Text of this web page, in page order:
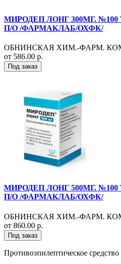
МИРОДЕП ЛОНГ 300МГ.
П/О /ФАРМАКЛАБ/ОХФК/
ОБНИНСКАЯ ХИМ.-ФАРМ.
от 586.00 р.
Под заказ
МИРОДЕП ЛОНГ 500МГ.
П/О /ФАРМАКЛАБ/ОХФК/
ОБНИНСКАЯ ХИМ.-ФАРМ.
от 860.00 р.
Под заказ
Противоэпилептическое средство